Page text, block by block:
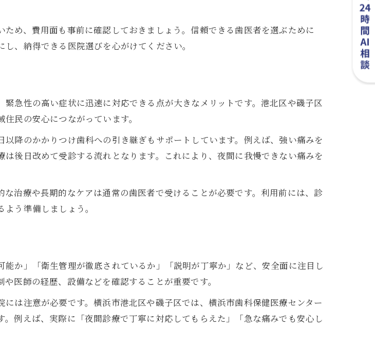
での歯痛応急処置と注意点
すべき緊急サインと症状
る急な歯痛の初期対応法
に試したい生活習慣改善策
歯痛予防とセルフケア習慣
め、費用面も事前に確認しておきましょう。信頼できる歯医者を選ぶために
、納得できる医院選びを心がけてください。
急性の高い症状に迅速に対応できる点が大きなメリットです。港北区や磯子区
民の安心につながっています。
降のかかりつけ歯科への引き継ぎもサポートしています。例えば、強い痛みを
後日改めて受診する流れとなります。これにより、夜間に我慢できない痛みを
治療や長期的なケアは通常の歯医者で受けることが必要です。利用前には、診
う準備しましょう。
か」「衛生管理が徹底されているか」「説明が丁寧か」など、安全面に注目し
医師の経歴、設備などを確認することが重要です。
は注意が必要です。横浜市港北区や磯子区では、横浜市歯科保健医療センター
例えば、実際に「夜間診療で丁寧に対応してもらえた」「急な痛みでも安心し